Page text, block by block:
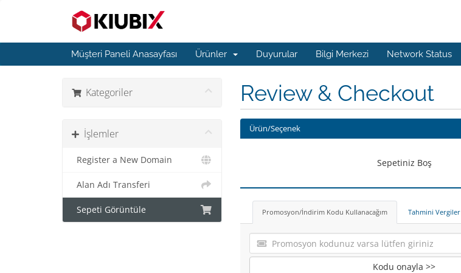
Müşteri Paneli Anasayfası Ürünler Duyurular Bilgi Merkezi Network Status
Kategoriler
İşlemler
Register a New Domain
Alan Adı Transferi
Sepeti Görüntüle
Review & Checkout
Ürün/Seçenek
Sepetiniz Boş
Promosyon/İndirim Kodu Kullanacağım Tahmini Vergiler
Kodu onayla >>